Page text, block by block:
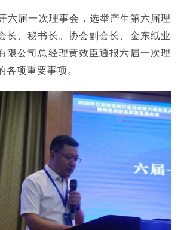
届一次理事会，选举产生第六届理
长、秘书长。协会副会长、金东纸业
限公司总经理黄效臣通报六届一次理
各项重要事项。